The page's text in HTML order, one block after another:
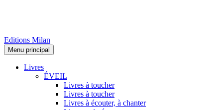
Editions Milan
Menu principal
Livres
ÉVEIL
Livres à toucher
Livres à toucher
Livres à écouter, à chanter